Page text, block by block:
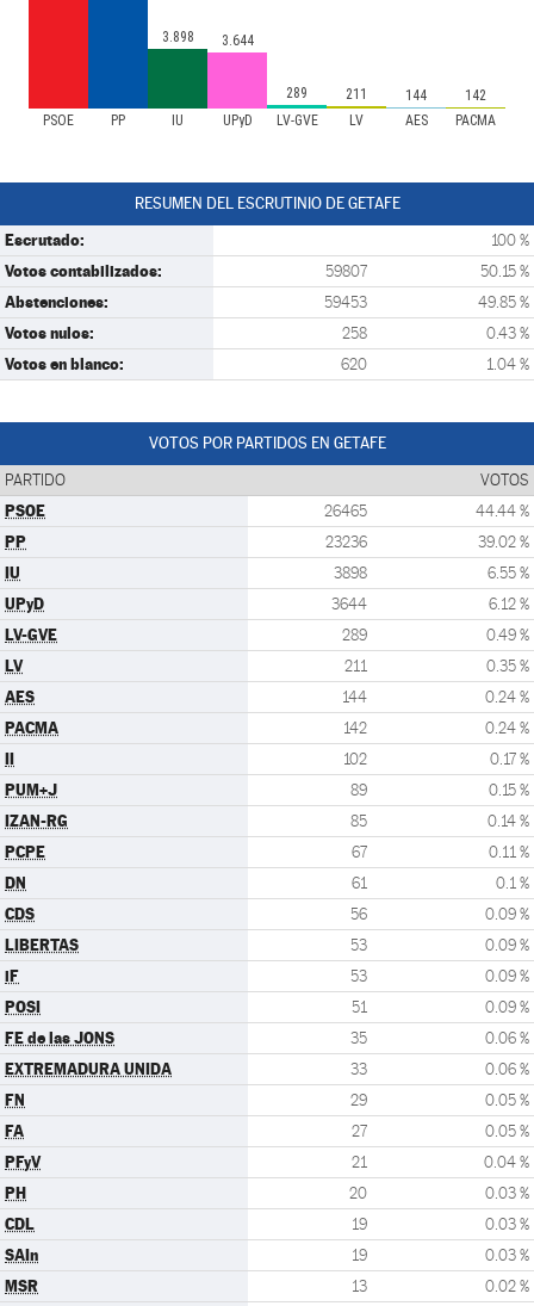
PSOE PP IU UPyD LV-GVE LV AES PACMA
3.898 3.644
289 211 144 142
RESUMEN DEL ESCRUTINIO DE GETAFE
Escrutado: 100 %
Votos contabilizados: 59807 50.15 %
Abstenciones: 59453 49.85 %
Votos nulos: 258 0.43 %
Votos en blanco: 620 1.04 %
VOTOS POR PARTIDOS EN GETAFE
PARTIDO VOTOS
PSOE 26465 44.44 %
PP 23236 39.02 %
IU 3898 6.55 %
UPyD 3644 6.12 %
LV-GVE 289 0.49 %
LV 211 0.35 %
AES 144 0.24 %
PACMA 142 0.24 %
II 102 0.17 %
PUM+J 89 0.15 %
IZAN-RG 85 0.14 %
PCPE 67 0.11 %
DN 61 0.1 %
CDS 56 0.09 %
LIBERTAS 53 0.09 %
iF 53 0.09 %
POSI 51 0.09 %
FE de las JONS 35 0.06 %
EXTREMADURA UNIDA 33 0.06 %
FN 29 0.05 %
FA 27 0.05 %
PFyV 21 0.04 %
PH 20 0.03 %
CDL 19 0.03 %
SAIn 19 0.03 %
MSR 13 0.02 %